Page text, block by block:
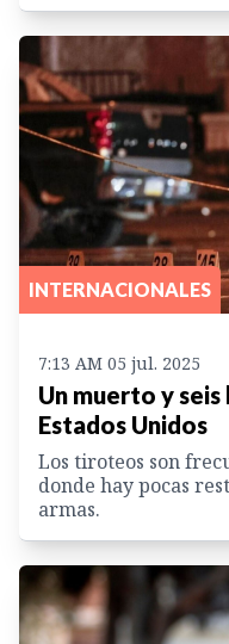
INTERNACIONALES
7:13 AM 05 jul. 2025
Un muerto y
Estados Unidos
Los tiroteos son
donde hay pocas
armas.